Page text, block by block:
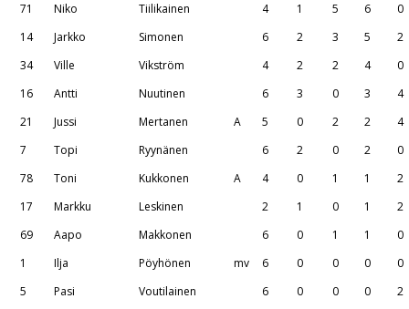
71
Niko Tiilikainen 4 1 5 6
0
14
Jarkko Simonen 6 2 3 5
2
34
Ville Vikström 4 2 2 4
0
16
Antti Nuutinen 6 3 0 3
4
21
Jussi Mertanen A 5 0 2 2
4
7
Topi Ryynänen 6 2 0 2
0
78
Toni Kukkonen A 4 0 1 1
2
17
Markku Leskinen 2 1 0 1
2
69
Aapo Makkonen 6 0 1 1
0
1
Ilja Pöyhönen mv 6 0 0 0
0
5
Pasi Voutilainen 6 0 0 0
2